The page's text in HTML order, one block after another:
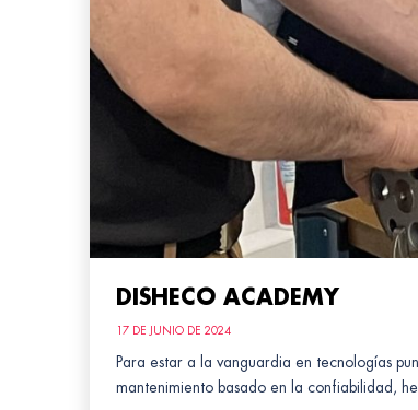
DISHECO ACADEMY
17 DE JUNIO DE 2024
Para estar a la vanguardia en tecnologías
mantenimiento basado en la confiabilidad,